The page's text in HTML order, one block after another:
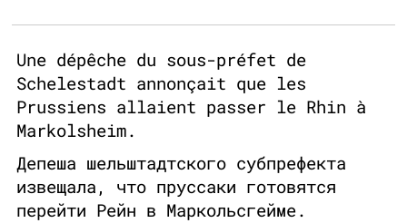
Une dépêche du sous-préfet de
Schelestadt annonçait que les
Prussiens allaient passer le Rhin à
Markolsheim.
Депеша шельштадтского субпрефекта
извещала, что пруссаки готовятся
перейти Рейн в Маркольсгейме.